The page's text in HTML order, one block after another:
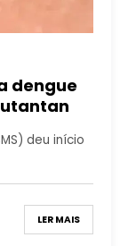
dengue
deu início
LER MAIS